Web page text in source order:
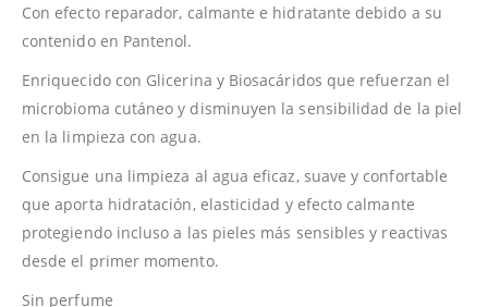
Con efecto reparador, calmante e hidratante debido a su
contenido en Pantenol.
Enriquecido con Glicerina y Biosacáridos que refuerzan el
microbioma cutáneo y disminuyen la sensibilidad de la piel
en la limpieza con agua.
Consigue una limpieza al agua eficaz, suave y confortable
que aporta hidratación, elasticidad y efecto calmante
protegiendo incluso a las pieles más sensibles y reactivas
desde el primer momento.
Sin perfume